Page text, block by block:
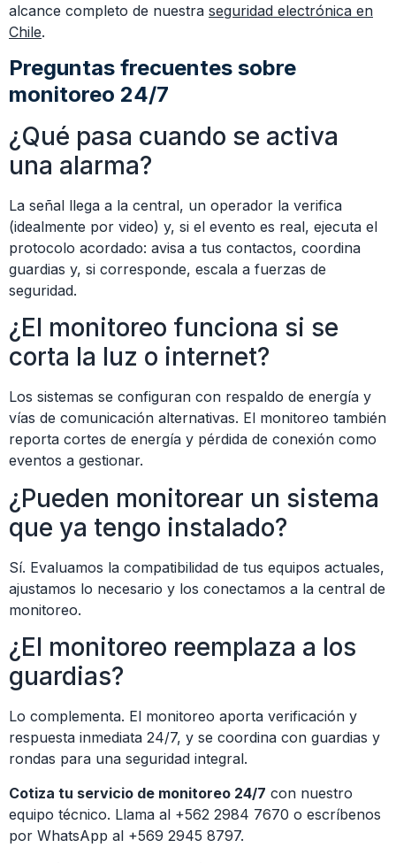
alcance completo de nuestra seguridad electrónica en
Chile.
Preguntas frecuentes sobre
monitoreo 24/7
¿Qué pasa cuando se activa
una alarma?
La señal llega a la central, un operador la verifica
(idealmente por video) y, si el evento es real, ejecuta el
protocolo acordado: avisa a tus contactos, coordina
guardias y, si corresponde, escala a fuerzas de
seguridad.
¿El monitoreo funciona si se
corta la luz o internet?
Los sistemas se configuran con respaldo de energía y
vías de comunicación alternativas. El monitoreo también
reporta cortes de energía y pérdida de conexión como
eventos a gestionar.
¿Pueden monitorear un sistema
que ya tengo instalado?
Sí. Evaluamos la compatibilidad de tus equipos actuales,
ajustamos lo necesario y los conectamos a la central de
monitoreo.
¿El monitoreo reemplaza a los
guardias?
Lo complementa. El monitoreo aporta verificación y
respuesta inmediata 24/7, y se coordina con guardias y
rondas para una seguridad integral.
Cotiza tu servicio de monitoreo 24/7 con nuestro
equipo técnico. Llama al +562 2984 7670 o escríbenos
por WhatsApp al +569 2945 8797.